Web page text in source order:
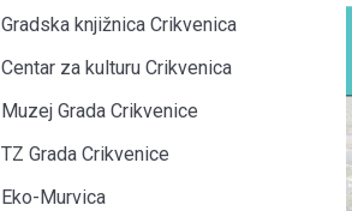
Gradska knjižnica Crikvenica
Centar za kulturu Crikvenica
Muzej Grada Crikvenice
TZ Grada Crikvenice
Eko-Murvica